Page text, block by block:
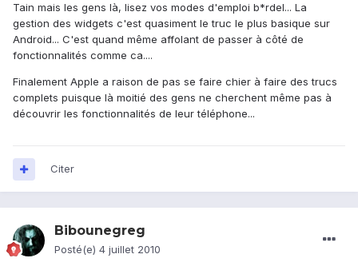
Tain mais les gens là, lisez vos modes d'emploi b*rdel... La
gestion des widgets c'est quasiment le truc le plus basique sur
Android... C'est quand même affolant de passer à côté de
fonctionnalités comme ca....
Finalement Apple a raison de pas se faire chier à faire des trucs
complets puisque là moitié des gens ne cherchent même pas à
découvrir les fonctionnalités de leur téléphone...
Citer
Bibounegreg
Posté(e) 4 juillet 2010